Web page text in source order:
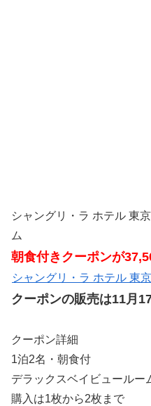
シャングリ・ラ ホテル 東
ム
朝食付きクーポンが
シャングリ・ラ ホテル 東
クーポンの販売は11月
クーポン詳細
1泊2名・朝食付
デラックスベイビュール
購入は1枚から2枚まで